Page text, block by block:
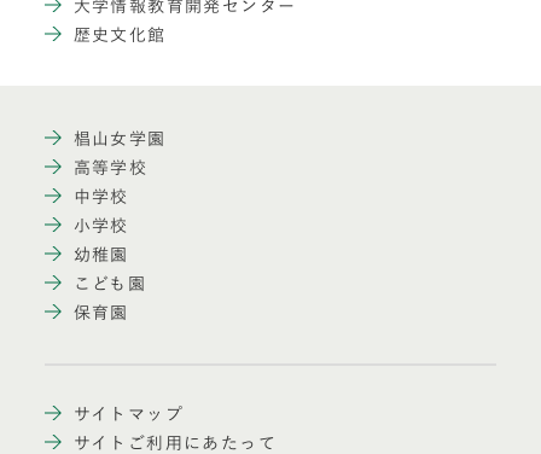
大学情報教育開発センター
歴史文化館
椙山女学園
高等学校
中学校
小学校
幼稚園
こども園
保育園
サイトマップ
サイトご利用にあたって